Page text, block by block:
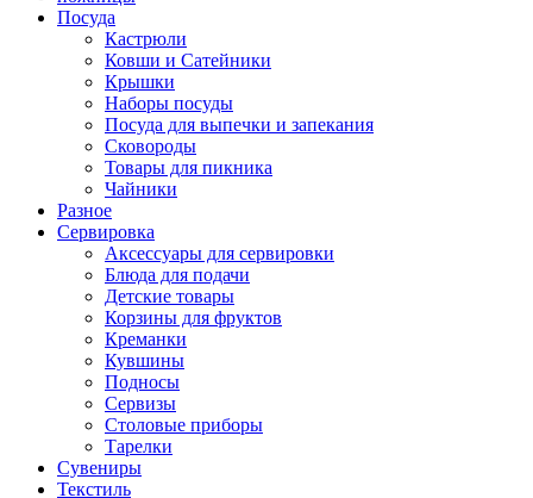
Посуда
Кастрюли
Ковши и Сатейники
Крышки
Наборы посуды
Посуда для выпечки и запекания
Сковороды
Товары для пикника
Чайники
Разное
Сервировка
Аксессуары для сервировки
Блюда для подачи
Детские товары
Корзины для фруктов
Креманки
Кувшины
Подносы
Сервизы
Столовые приборы
Тарелки
Сувениры
Текстиль